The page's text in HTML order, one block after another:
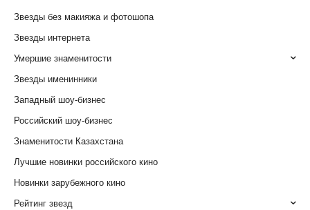
Звезды без макияжа и фотошопа
Звезды интернета
Умершие знаменитости
Звезды именинники
Западный шоу-бизнес
Российский шоу-бизнес
Знаменитости Казахстана
Лучшие новинки российского кино
Новинки зарубежного кино
Рейтинг звезд